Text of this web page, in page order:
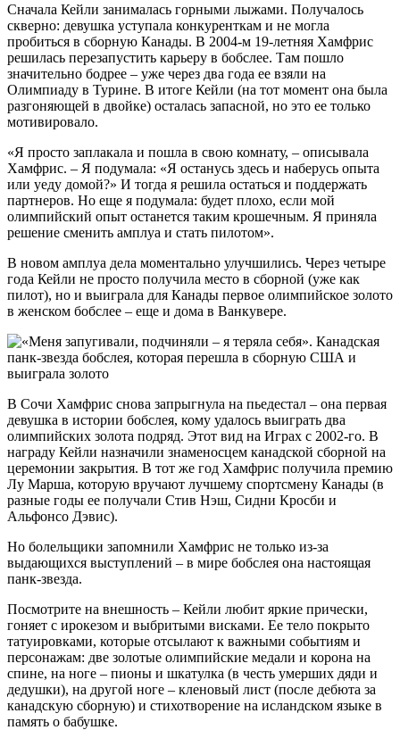
Сначала Кейли занималась горными лыжами. Получалось
скверно: девушка уступала конкуренткам и не могла
пробиться в сборную Канады. В 2004-м 19-летняя Хамфрис
решилась перезапустить карьеру в бобслее. Там пошло
значительно бодрее – уже через два года ее взяли на
Олимпиаду в Турине. В итоге Кейли (на тот момент она была
разгоняющей в двойке) осталась запасной, но это ее только
мотивировало.
«Я просто заплакала и пошла в свою комнату, – описывала
Хамфрис. – Я подумала: «Я останусь здесь и наберусь опыта
или уеду домой?» И тогда я решила остаться и поддержать
партнеров. Но еще я подумала: будет плохо, если мой
олимпийский опыт останется таким крошечным. Я приняла
решение сменить амплуа и стать пилотом».
В новом амплуа дела моментально улучшились. Через четыре
года Кейли не просто получила место в сборной (уже как
пилот), но и выиграла для Канады первое олимпийское золото
в женском бобслее – еще и дома в Ванкувере.
В Сочи Хамфрис снова запрыгнула на пьедестал – она первая
девушка в истории бобслея, кому удалось выиграть два
олимпийских золота подряд. Этот вид на Играх с 2002-го. В
награду Кейли назначили знаменосцем канадской сборной на
церемонии закрытия. В тот же год Хамфрис получила премию
Лу Марша, которую вручают лучшему спортсмену Канады (в
разные годы ее получали Стив Нэш, Сидни Кросби и
Альфонсо Дэвис).
Но болельщики запомнили Хамфрис не только из-за
выдающихся выступлений – в мире бобслея она настоящая
панк-звезда.
Посмотрите на внешность – Кейли любит яркие прически,
гоняет с ирокезом и выбритыми висками. Ее тело покрыто
татуировками, которые отсылают к важными событиям и
персонажам: две золотые олимпийские медали и корона на
спине, на ноге – пионы и шкатулка (в честь умерших дяди и
дедушки), на другой ноге – кленовый лист (после дебюта за
канадскую сборную) и стихотворение на исландском языке в
память о бабушке.